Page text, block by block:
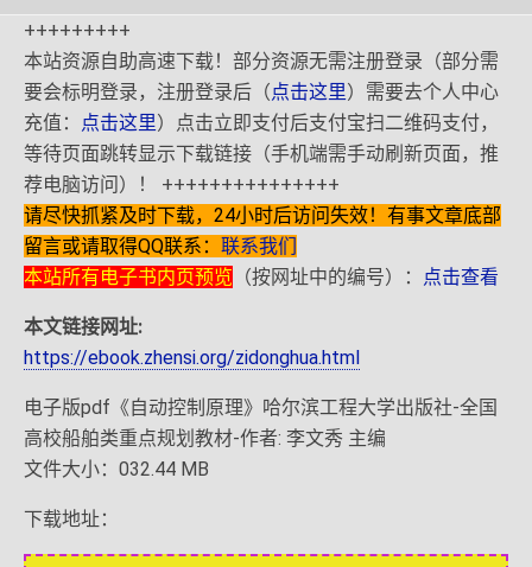
+++++++++
本站资源自助高速下载！部分资源无需注册登录（部分需
要会标明登录，注册登录后（点击这里）需要去个人中心
充值：
点击这里）点击立即支付后支付宝扫二维码支付，
等待页面跳转显示下载链接（手机端需手动刷新页面，推
荐电脑访问）！ +++++++++++++++
请尽快抓紧及时下载，24小时后访问失效！有事文章底部
留言或请取得QQ联系： 联系我们
本站所有电子书内页预览 （按网址中的编号）： 点击查看
本文链接网址:
https://ebook.zhensi.org/zidonghua.html
电子版pdf《自动控制原理》哈尔滨工程大学出版社-全国
高校船舶类重点规划教材-作者: 李文秀 主编
文件大小：032.44 MB
下载地址：